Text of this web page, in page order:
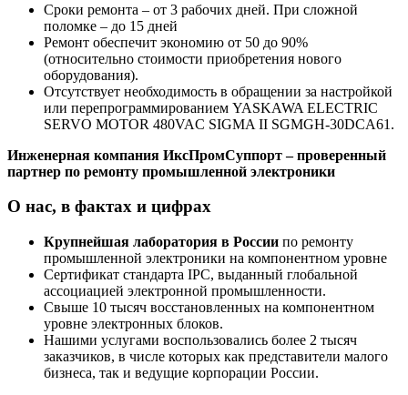
Сроки ремонта – от 3 рабочих дней. При сложной
поломке – до 15 дней
Ремонт обеспечит экономию от 50 до 90%
(относительно стоимости приобретения нового
оборудования).
Отсутствует необходимость в обращении за настройкой
или перепрограммированием YASKAWA ELECTRIC
SERVO MOTOR 480VAC SIGMA II SGMGH-30DCA61.
Инженерная компания ИксПромСуппорт – проверенный
партнер по ремонту промышленной электроники
О нас, в фактах и цифрах
Крупнейшая лаборатория в России по ремонту
промышленной электроники на компонентном уровне
Сертификат стандарта IPC, выданный глобальной
ассоциацией электронной промышленности.
Свыше 10 тысяч восстановленных на компонентном
уровне электронных блоков.
Нашими услугами воспользовались более 2 тысяч
заказчиков, в числе которых как представители малого
бизнеса, так и ведущие корпорации России.